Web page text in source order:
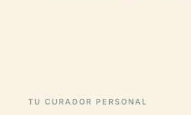
TU CURADOR PERSONAL